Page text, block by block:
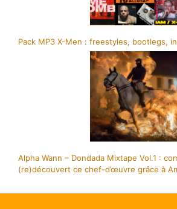
Pack MP3 X-Men : freestyles, bootlegs,
Alpha Wann – Dondada Mixtape Vol.1 :
(re)découvert ce chef-d’œuvre grâce à